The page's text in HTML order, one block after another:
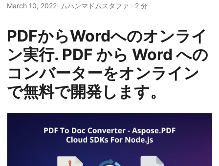
March 10, 2022· ムハンマドムスタファ · 2 分
PDFからWordへのオンライ
ン実行. PDF から Word への
コンバーターをオンライン
で無料で開発します。